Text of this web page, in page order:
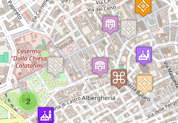
Travelers' Map is loading...
If you see this after your page is loaded completely,
leafletJS files are missing.
2